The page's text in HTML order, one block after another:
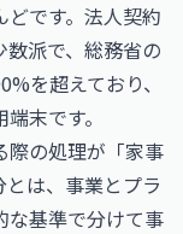
どです。法人契約
派で、総務省の
を超えており、
末です。
際の処理が「家事
は、事業とプラ
な基準で分けて事